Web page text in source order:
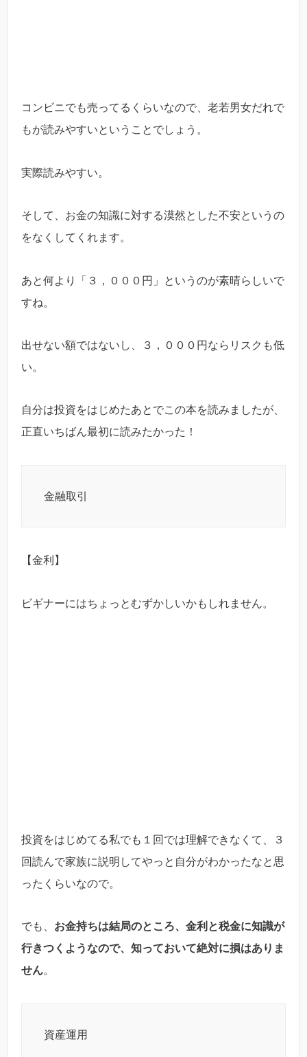
コンビニでも売ってるくらいなので、老若男女だれで
もが読みやすいということでしょう。
実際読みやすい。
そして、お金の知識に対する漠然とした不安というの
をなくしてくれます。
あと何より「３，０００円」というのが素晴らしいで
すね。
出せない額ではないし、３，０００円ならリスクも低
い。
自分は投資をはじめたあとでこの本を読みましたが、
正直いちばん最初に読みたかった！
金融取引
【金利】
ビギナーにはちょっとむずかしいかもしれません。
投資をはじめてる私でも１回では理解できなくて、３
回読んで家族に説明してやっと自分がわかったなと思
ったくらいなので。
でも、 お金持ちは結局のところ、金利と税金に知識が
行きつくようなので、知っておいて絶対に損はありま
せん。
資産運用